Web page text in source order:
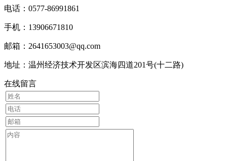
电话：0577-86991861
手机：13906671810
邮箱：2641653003@qq.com
地址：温州经济技术开发区滨海四道201号(十二路)
在线留言